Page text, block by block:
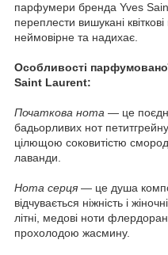
парфумери бренда Yves
переплести вишукані
неймовірне та надихає.
Особливості
Saint Laurent:
Початкова нота — це
бадьорливих нот
цілющою соковитістю
лаванди.
Нота серця — це душа
відчувається ніжність і
літні, медові ноти
прохолодою жасмину.